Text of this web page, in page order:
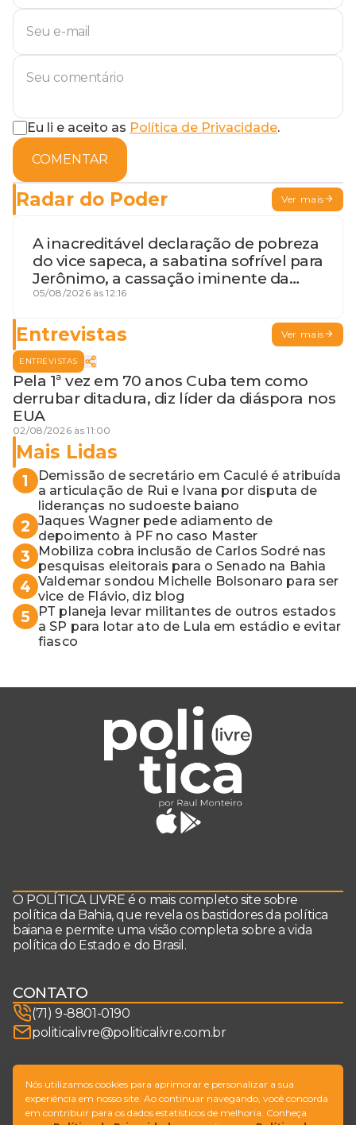
Eu li e aceito as Política de Privacidade.
COMENTAR
Radar do Poder Ver mais
A inacreditável declaração de pobreza
do vice sapeca, a sabatina sofrível para
Jerônimo, a cassação iminente da
desembargadora e a vaga do Quinto
05/08/2026 às 12:16
Entrevistas Ver mais
ENTREVISTAS
Pela 1ª vez em 70 anos Cuba tem como
derrubar ditadura, diz líder da diáspora nos
EUA
02/08/2026 às 11:00
Mais Lidas
1
Demissão de secretário em Caculé é atribuída
a articulação de Rui e Ivana por disputa de
lideranças no sudoeste baiano
2 Jaques Wagner pede adiamento de
depoimento à PF no caso Master
3
Mobiliza cobra inclusão de Carlos Sodré nas
pesquisas eleitorais para o Senado na Bahia
4 Valdemar sondou Michelle Bolsonaro para ser
vice de Flávio, diz blog
5
PT planeja levar militantes de outros estados
a SP para lotar ato de Lula em estádio e evitar
fiasco
O POLÍTICA LIVRE é o mais completo site sobre
política da Bahia, que revela os bastidores da política
baiana e permite uma visão completa sobre a vida
política do Estado e do Brasil.
CONTATO
(71) 9-8801-0190
politicalivre@politicalivre.com.br
SIGA-NOS
Nós utilizamos cookies para aprimorar e personalizar a sua
experiência em nosso site. Ao continuar navegando, você concorda
em contribuir para os dados estatísticos de melhoria. Conheça